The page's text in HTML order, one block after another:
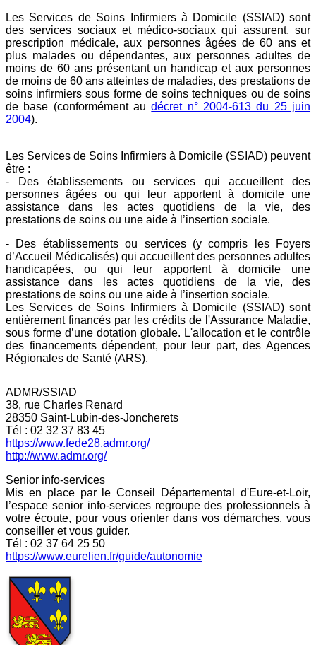
Les Services de Soins Infirmiers à Domicile (SSIAD) sont
des services sociaux et médico-sociaux qui assurent, sur
prescription médicale, aux personnes âgées de 60 ans et
plus malades ou dépendantes, aux personnes adultes de
moins de 60 ans présentant un handicap et aux personnes
de moins de 60 ans atteintes de maladies, des prestations de
soins infirmiers sous forme de soins techniques ou de soins
de base (conformément audécret n° 2004-613 du 25 juin
2004).
Les Services de Soins Infirmiers à Domicile (SSIAD) peuvent
être :
- Des établissements ou services qui accueillent des
personnes âgées ou qui leur apportent à domicile une
assistance dans les actes quotidiens de la vie, des
prestations de soins ou une aide à l’insertion sociale.
- Des établissements ou services (y compris les Foyers
d’Accueil Médicalisés) qui accueillent des personnes adultes
handicapées, ou qui leur apportent à domicile une
assistance dans les actes quotidiens de la vie, des
prestations de soins ou une aide à l’insertion sociale.
Les Services de Soins Infirmiers à Domicile (SSIAD) sont
entièrement financés par les crédits de l'Assurance Maladie,
sous forme d’une dotation globale. L'allocation et le contrôle
des financements dépendent, pour leur part, des Agences
Régionales de Santé (ARS).
ADMR/SSIAD
38, rue Charles Renard
28350 Saint-Lubin-des-Joncherets
Tél : 02 32 37 83 45
https://www.fede28.admr.org/
http://www.admr.org/
Senior info-services
Mis en place par le Conseil Départemental d'Eure-et-Loir,
l’espace senior info-services regroupe des professionnels à
votre écoute, pour vous orienter dans vos démarches, vous
conseiller et vous guider.
Tél : 02 37 64 25 50
https://www.eurelien.fr/guide/autonomie